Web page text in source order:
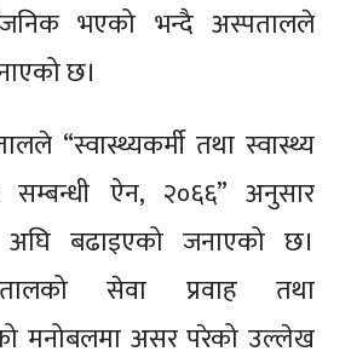
भएको भन्दै अस्पतालले
छ।
“स्वास्थ्यकर्मी तथा स्वास्थ्य
सम्बन्धी ऐन, २०६६” अनुसार
अघि बढाइएको जनाएको छ।
सेवा प्रवाह तथा
मनोबलमा असर परेको उल्लेख